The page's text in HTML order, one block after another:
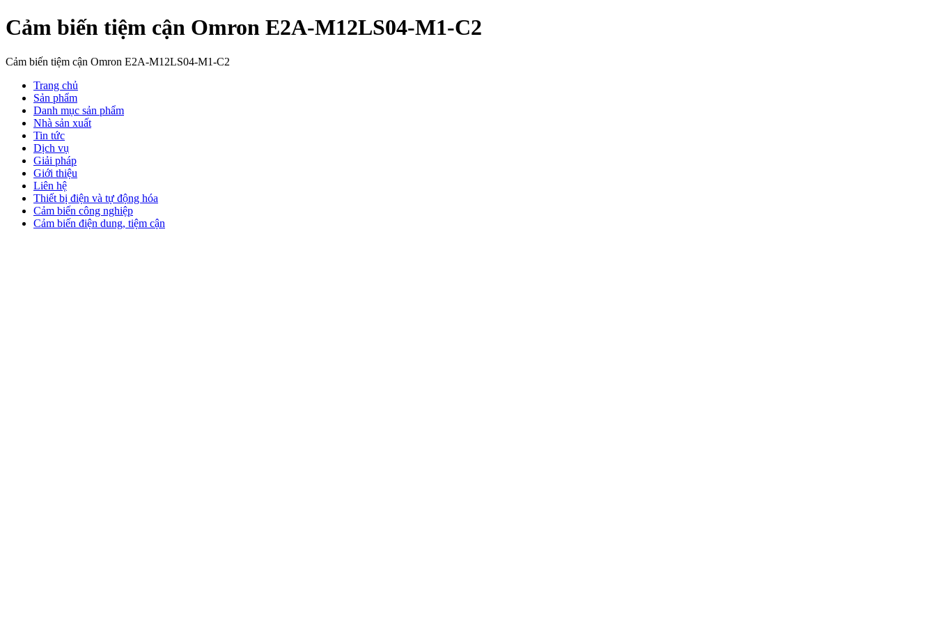
Cảm biến tiệm cận Omron E2A-M12LS04-M1-C2
Cảm biến tiệm cận Omron E2A-M12LS04-M1-C2
Trang chủ
Sản phẩm
Danh mục sản phẩm
Nhà sản xuất
Tin tức
Dịch vụ
Giải pháp
Giới thiệu
Liên hệ
Thiết bị điện và tự động hóa
Cảm biến công nghiệp
Cảm biến điện dung, tiệm cận